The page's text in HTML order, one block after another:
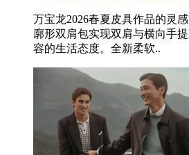
万宝龙2026春夏皮具作品的灵
廓形双肩包实现双肩与横向手
容的生活态度。全新柔软..